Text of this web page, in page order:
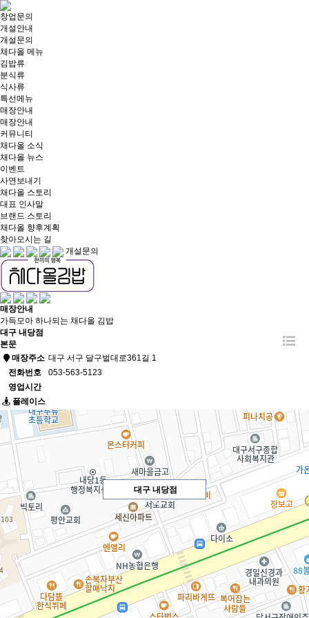
창업문의
개설안내
개설문의
채다올 메뉴
김밥류
분식류
식사류
특선메뉴
매장안내
매장안내
커뮤니티
채다올 소식
채다올 뉴스
이벤트
사연보내기
채다올 스토리
대표 인사말
브랜드 스토리
채다올 향후계획
찾아오시는 길
개설문의
매장안내
가득모아 하나되는 채다올 김밥
대구 내당점
본문
매장주소 대구 서구 달구벌대로361길 1
전화번호
053-563-5123
영업시간
플레이스
대구 내당점